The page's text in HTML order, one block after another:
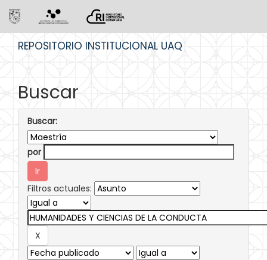
REPOSITORIO INSTITUCIONAL UAQ
Buscar
Buscar:
por
Filtros actuales: